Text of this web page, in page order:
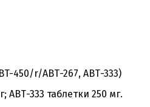
450/r/АВТ-267, АВТ-333)
АВТ-333 таблетки 250 мг.